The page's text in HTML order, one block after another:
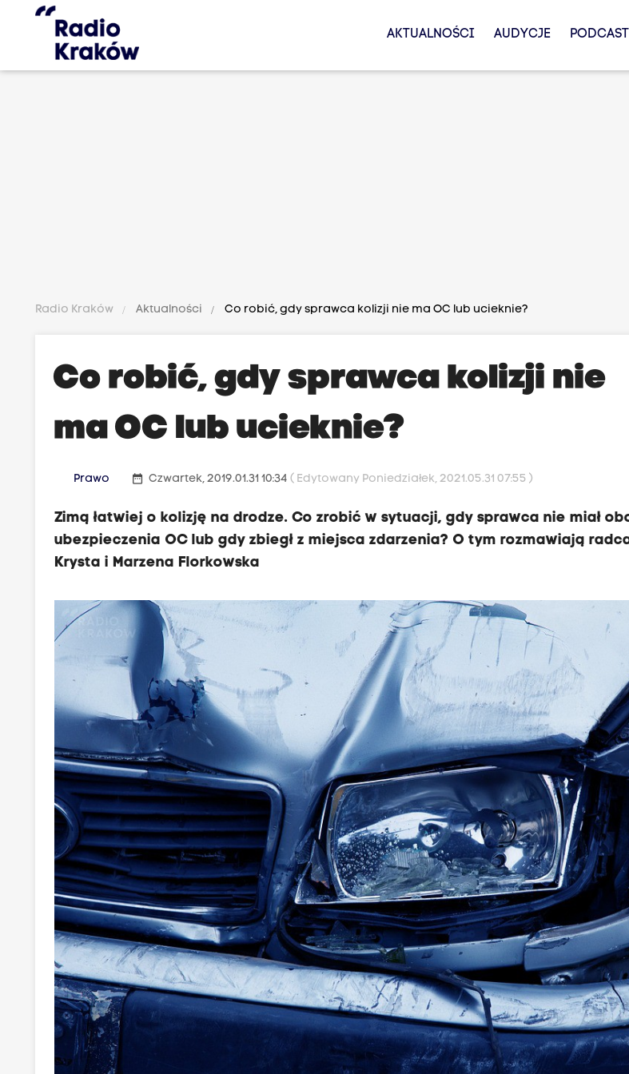
AKTUALNOŚCI AUDYCJE
Radio Kraków Aktualności Co robić, gdy sprawca kolizji nie ma OC lub ucieknie?
Co robić, gdy sprawca kolizji nie
ma OC lub ucieknie?
Prawo date_range Czwartek, 2019.01.31 10:34( Edytowany Poniedziałek, 2021.05.31 07:55 )
Zimą łatwiej o kolizję na drodze. Co zrobić w sytuacji, gdy sprawca nie miał
ubezpieczenia OC lub gdy zbiegł z miejsca zdarzenia? O tym rozmawiają
Krysta i Marzena Florkowska